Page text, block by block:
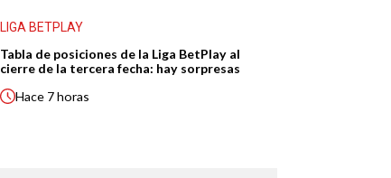
LIGA BETPLAY
Tabla de posiciones de la Liga BetPlay al
cierre de la tercera fecha: hay sorpresas
Hace 7 horas